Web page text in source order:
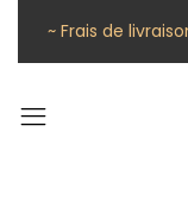
~ Frais de